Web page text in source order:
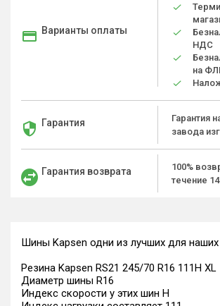
Варианты оплаты
НДС
на
Гарантия
Гарантия
завода
Гарантия возврата
100%
течение
Шины Kapsen одни из лучших для
Резина Kapsen RS21 245/70 R16 111H XL
Диаметр шины R16
Индекс скорости у этих шин H